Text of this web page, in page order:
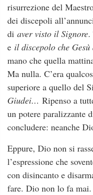
risurrezione del
dei discepoli
di aver visto il Signore.
e il discepolo che Gesù
mano che quella
Ma nulla. C’era
superiore a quello del
Giudei… Ripenso a
un potere paralizzante
concludere: neanche
Eppure, Dio non si
l’espressione che
con disincanto e
fare. Dio non lo fa